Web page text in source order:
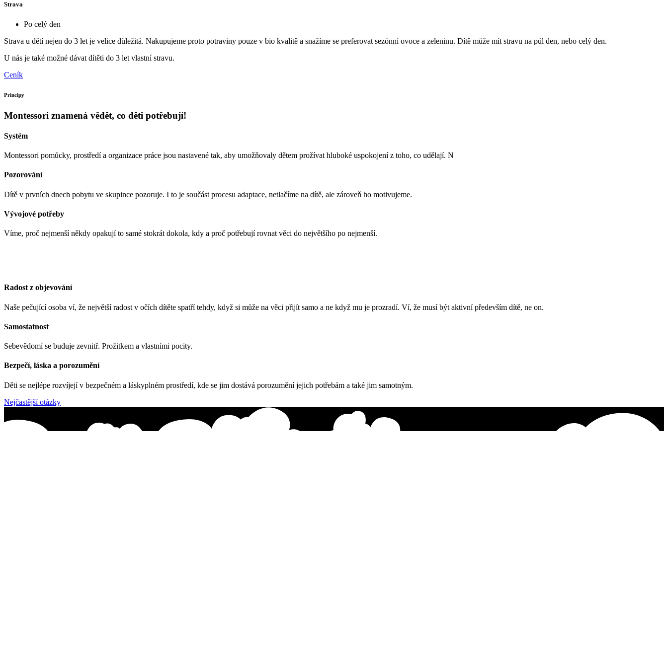
Strava
Po celý den
Strava u dětí nejen do 3 let je velice důležitá. Nakupujeme proto potraviny pouze v bio kvalitě a snažíme se preferovat sezónní ovoce a zeleninu. Dítě může mít stravu na půl den, nebo celý den.
U nás je také možné dávat dítěti do 3 let vlastní stravu.
Ceník
Principy
Montessori znamená vědět, co děti potřebují!
Systém
Montessori pomůcky, prostředí a organizace práce jsou nastavené tak, aby umožňovaly dětem prožívat hluboké uspokojení z toho, co udělají. N
Pozorování
Dítě v prvních dnech pobytu ve skupince pozoruje. I to je součást procesu adaptace, netlačíme na dítě, ale zároveň ho motivujeme.
Vývojové potřeby
Víme, proč nejmenší někdy opakují to samé stokrát dokola, kdy a proč potřebují rovnat věci do největšího po nejmenší.
Radost z objevování
Naše pečující osoba ví, že největší radost v očích dítěte spatří tehdy, když si může na věci přijít samo a ne když mu je prozradí. Ví, že musí být aktivní především dítě, ne on.
Samostatnost
Sebevědomí se buduje zevnitř. Prožitkem a vlastními pocity.
Bezpečí, láska a porozumění
Děti se nejlépe rozvíjejí v bezpečném a láskyplném prostředí, kde se jim dostává porozumění jejich potřebám a také jim samotným.
Nejčastější otázky